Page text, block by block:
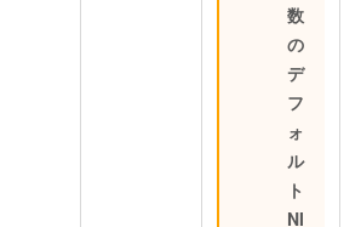
数
の
デ
フ
ォ
ル
ト
NI